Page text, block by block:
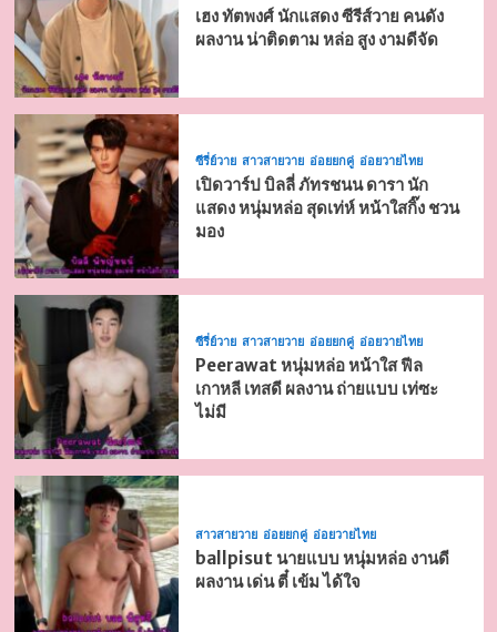
เฮง ทัตพงศ์ นักแสดง ซีรีส์วาย คนดัง
ผลงาน น่าติดตาม หล่อ สูง งามดีจัด
ซีรี่ย์วาย สาวสายวาย อ่อยยกคู่ อ่อยวายไทย
เปิดวาร์ป บิลลี่ ภัทรชนน ดารา นัก
แสดง หนุ่มหล่อ สุดเท่ห์ หน้าใสกิ๊ง ชวน
มอง
ซีรี่ย์วาย สาวสายวาย อ่อยยกคู่ อ่อยวายไทย
Peerawat หนุ่มหล่อ หน้าใส ฟีล
เกาหลี เทสดี ผลงาน ถ่ายแบบ เท่ซะ
ไม่มี
สาวสายวาย อ่อยยกคู่ อ่อยวายไทย
ballpisut นายแบบ หนุ่มหล่อ งานดี
ผลงาน เด่น ตี๋ เข้ม ได้ใจ